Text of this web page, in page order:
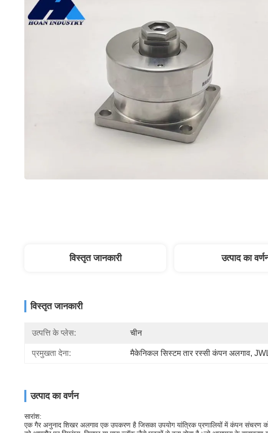
विस्तृत जानकारी उत्पाद का
विस्तृत जानकारी
उत्पत्ति के प्लेस: चीन
प्रमुखता देना: मैकेनिकल सिस्टम तार रस्सी कंपन अलगाव,
उत्पाद का वर्णन
सारांश:
एक गैर अनुनाद शिखर अलगाव एक उपकरण है जिसका उपयोग यांत्रिक प्रणालियों में कंपन संचरण